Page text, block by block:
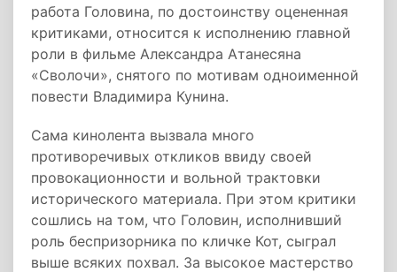
работа Головина, по достоинству оцененная
критиками, относится к исполнению главной
роли в фильме Александра Атанесяна
«Сволочи», снятого по мотивам одноименной
повести Владимира Кунина.
Сама кинолента вызвала много
противоречивых откликов ввиду своей
провокационности и вольной трактовки
исторического материала. При этом критики
сошлись на том, что Головин, исполнивший
роль беспризорника по кличке Кот, сыграл
выше всяких похвал. За высокое мастерство